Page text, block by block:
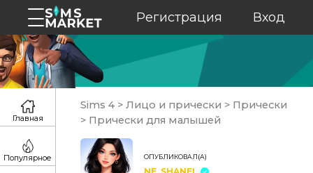
Регистрация Вход
Sims 4 > Лицо и прически > Прически
> Прически для малышей
ОПУБЛИКОВАЛ(А)
NE_SHANEL
Главная
Популярное